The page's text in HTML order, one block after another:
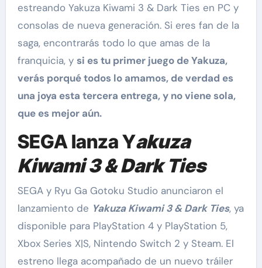
estreando Yakuza Kiwami 3 & Dark Ties en PC y
consolas de nueva generación. Si eres fan de la
saga, encontrarás todo lo que amas de la
franquicia, y si es tu primer juego de Yakuza,
verás porqué todos lo amamos, de verdad es
una joya esta tercera entrega, y no viene sola,
que es mejor aún.
SEGA lanza Yakuza
Kiwami 3 & Dark Ties
SEGA y Ryu Ga Gotoku Studio anunciaron el
lanzamiento de Yakuza Kiwami 3 & Dark Ties, ya
disponible para PlayStation 4 y PlayStation 5,
Xbox Series X|S, Nintendo Switch 2 y Steam. El
estreno llega acompañado de un nuevo tráiler